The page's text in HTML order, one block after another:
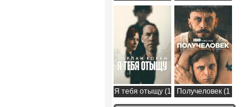
(Бункер) (3
сезон)
об Аанге (2
сезон)
Я тебя отыщу (1
сезон)
Получеловек (1
сезон)